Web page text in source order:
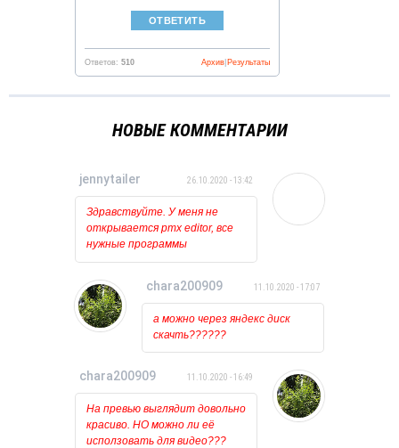
Ответов: 510 Результаты
Архив
НОВЫЕ КОММЕНТАРИИ
jennytailer 26.10.2020 - 13:42
Здравствуйте. У меня не
открывается pmx editor, все
нужные программы
установлены и обновлены.
то ничего вообще не
происходит, лишь на курсоре
какое то время мигает
загрузка. Может у кого
нибудь была такая проблема?
chara200909 11.10.2020 - 17:07
а можно через яндекс диск
скачть??????
chara200909 11.10.2020 - 16:49
На превью выглядит довольно
красиво. НО можно ли её
исползовать для видео???